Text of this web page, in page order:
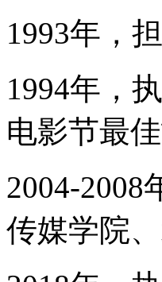
1993年，
1994年，
电影节最
2004-
传媒学院